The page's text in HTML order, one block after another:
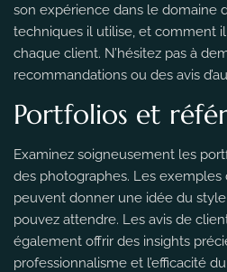
son expérience dans le domaine
techniques il utilise, et comment
chaque client. N’hésitez pas à
recommandations ou des avis
Portfolios et
Examinez soigneusement les
des photographes. Les exemples
peuvent donner une idée du
pouvez attendre. Les avis de
également offrir des insights
professionnalisme et l’efficacité